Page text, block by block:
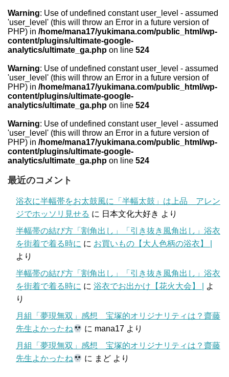
Warning: Use of undefined constant user_level - assumed
'user_level' (this will throw an Error in a future version of
PHP) in /home/mana17/yukimana.com/public_html/wp-
content/plugins/ultimate-google-
analytics/ultimate_ga.php on line 524
Warning: Use of undefined constant user_level - assumed
'user_level' (this will throw an Error in a future version of
PHP) in /home/mana17/yukimana.com/public_html/wp-
content/plugins/ultimate-google-
analytics/ultimate_ga.php on line 524
Warning: Use of undefined constant user_level - assumed
'user_level' (this will throw an Error in a future version of
PHP) in /home/mana17/yukimana.com/public_html/wp-
content/plugins/ultimate-google-
analytics/ultimate_ga.php on line 524
最近のコメント
浴衣に半幅帯をお太鼓風に「半幅太鼓」は上品 アレン
ジでホッソリ見せる に 日本文化大好き より
半幅帯の結び方「割角出し」「引き抜き風角出し」浴衣
を街着で着る時に に お買いもの【大人色柄の浴衣】 |
より
半幅帯の結び方「割角出し」「引き抜き風角出し」浴衣
を街着で着る時に に 浴衣でお出かけ【花火大会】 |
よ
り
月組「夢現無双」感想 宝塚的オリジナリティは？齋藤
先生よかったね
に mana17 より
月組「夢現無双」感想 宝塚的オリジナリティは？齋藤
先生よかったね
に まど より